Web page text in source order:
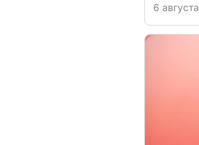
6 августа